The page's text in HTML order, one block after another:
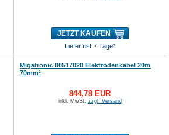
JETZT KAUFEN
Lieferfrist 7 Tage*
Migatronic 80517020 Elektrodenkabel 20m
70mm²
844,78 EUR
inkl. MwSt. zzgl. Versand